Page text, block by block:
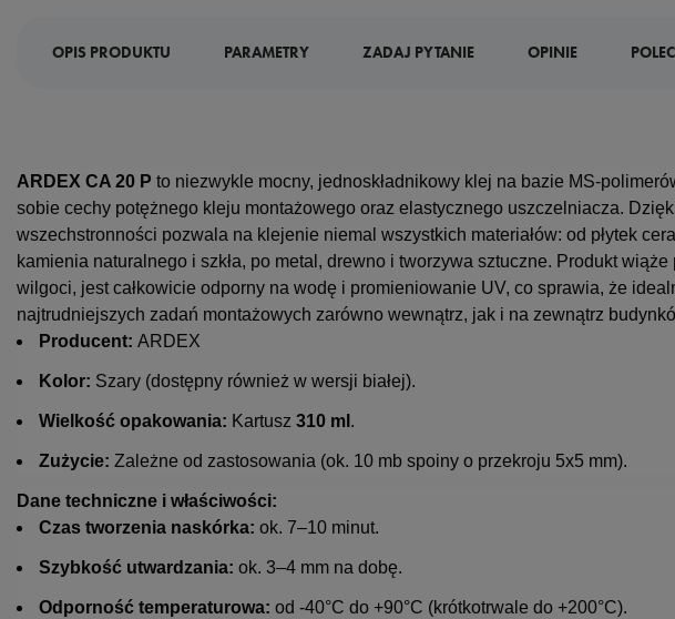
OPIS PRODUKTU PARAMETRY ZADAJ PYTANIE OPINIE
ARDEX CA 20 P to niezwykle mocny, jednoskładnikowy klej na bazie MS-
sobie cechy potężnego kleju montażowego oraz elastycznego uszczelniacza.
wszechstronności pozwala na klejenie niemal wszystkich materiałów: od płytek
kamienia naturalnego i szkła, po metal, drewno i tworzywa sztuczne. Produkt wiąże
wilgoci, jest całkowicie odporny na wodę i promieniowanie UV, co sprawia, że
najtrudniejszych zadań montażowych zarówno wewnątrz, jak i na zewnątrz
Producent: ARDEX
Kolor: Szary (dostępny również w wersji białej).
Wielkość opakowania: Kartusz 310 ml .
Zużycie: Zależne od zastosowania (ok. 10 mb spoiny o przekroju 5x5 mm).
Dane techniczne i właściwości:
Czas tworzenia naskórka: ok. 7–10 minut.
Szybkość utwardzania: ok. 3–4 mm na dobę.
Odporność temperaturowa: od -40°C do +90°C (krótkotrwale do +200°C).